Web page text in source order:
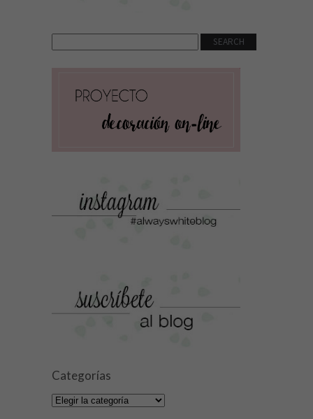
Categorías
Categorías